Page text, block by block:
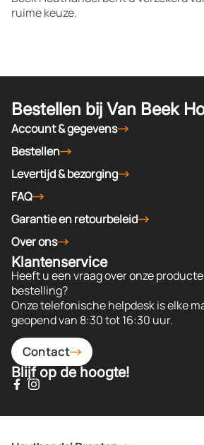
ruime keuze.
Bestellen bij Van Beek
Account & gegevens
Bestellen
Levertijd & bezorging
FAQ
Garantie en retourbeleid
Over ons
Klantenservice
Heeft u een vraag over onze
bestelling?
Onze telefonische helpdesk is elke
geopend van 8:30 tot 16:30 uur.
Contact
Blijf op de hoogte!